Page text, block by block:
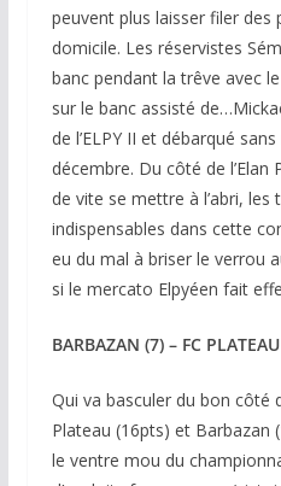
peuvent plus laisser filer
domicile. Les réservistes
banc pendant la trêve avec
sur le banc assisté
de l’ELPY II et débarqué
décembre. Du côté de l’Elan
de vite se mettre à l’abri,
indispensables dans cette
eu du mal à briser le verrou
si le mercato Elpyéen fait
BARBAZAN (7) – FC
Qui va basculer du bon côté
Plateau (16pts) et Barbazan
le ventre mou du